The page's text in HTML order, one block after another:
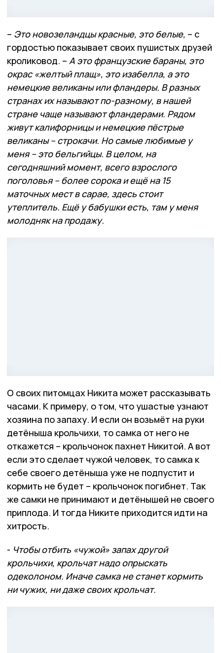
– Это новозеландцы красные, это белые, – с
гордостью показывает своих пушистых друзей
кроликовод. – А это французские бараны, это
окрас «желтый плащ», это изабелла, а это
немецкие великаны или фландеры. В разных
странах их называют по-разному, в нашей
стране чаще называют фландерами. Рядом
живут калифорницы и немецкие пёстрые
великаны – строкачи. Но самые любимые у
меня – это бельгийцы. В целом, на
сегодняшний момент, всего взрослого
поголовья – более сорока и ещё на 15
маточных мест в сарае, здесь стоит
утеплитель. Ещё у бабушки есть, там у меня
молодняк на продажу.
О своих питомцах Никита может рассказывать
часами. К примеру, о том, что ушастые узнают
хозяина по запаху. И если он возьмёт на руки
детёныша крольчихи, то самка от него не
откажется – крольчонок пахнет Никитой. А вот
если это сделает чужой человек, то самка к
себе своего детёныша уже не подпустит и
кормить не будет – крольчонок погибнет. Так
же самки не принимают и детёнышей не своего
приплода. И тогда Никите приходится идти на
хитрость.
- Чтобы отбить «чужой» запах другой
крольчихи, крольчат надо опрыскать
одеколоном. Иначе самка не станет кормить
ни чужих, ни даже своих крольчат.